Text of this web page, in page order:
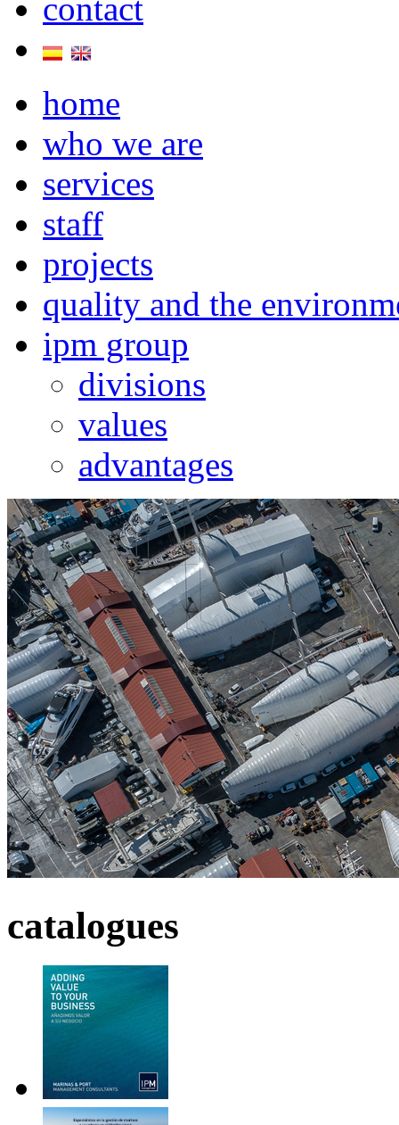
contact
home
who we are
services
staff
projects
quality and the
ipm group
divisions
values
advantages
catalogues